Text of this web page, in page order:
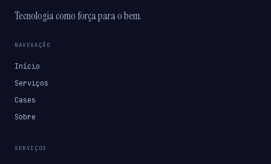
Tecnologia como força para o bem.
NAVEGAÇÃO
Início
Serviços
Cases
Sobre
SERVIÇOS